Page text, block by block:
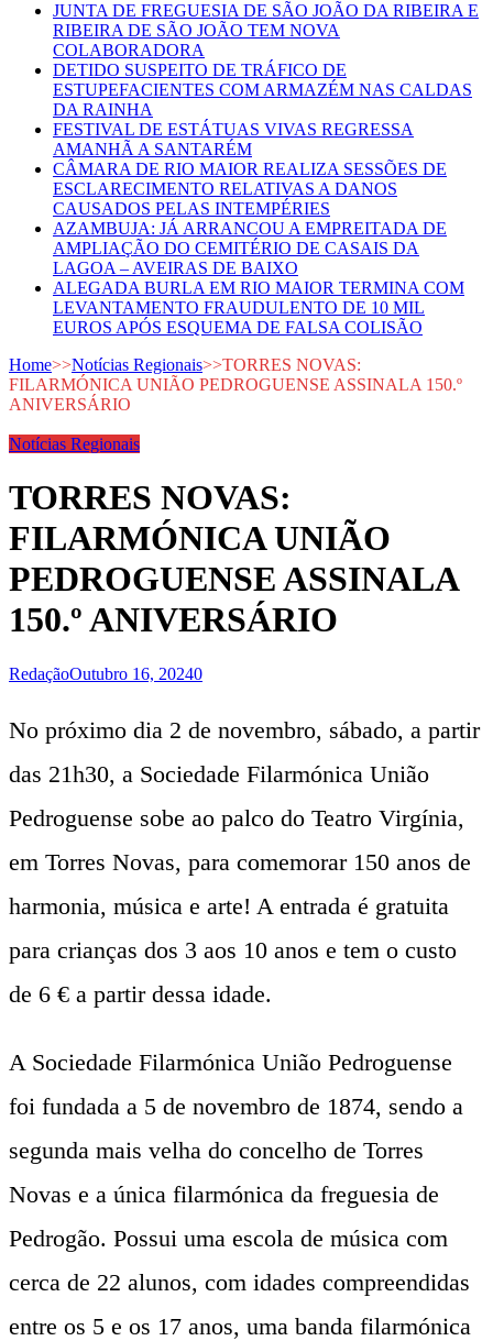
JUNTA DE FREGUESIA DE SÃO JOÃO DA RIBEIRA E
RIBEIRA DE SÃO JOÃO TEM NOVA
COLABORADORA
DETIDO SUSPEITO DE TRÁFICO DE
ESTUPEFACIENTES COM ARMAZÉM NAS CALDAS
DA RAINHA
FESTIVAL DE ESTÁTUAS VIVAS REGRESSA
AMANHÃ A SANTARÉM
CÂMARA DE RIO MAIOR REALIZA SESSÕES DE
ESCLARECIMENTO RELATIVAS A DANOS
CAUSADOS PELAS INTEMPÉRIES
AZAMBUJA: JÁ ARRANCOU A EMPREITADA DE
AMPLIAÇÃO DO CEMITÉRIO DE CASAIS DA
LAGOA – AVEIRAS DE BAIXO
ALEGADA BURLA EM RIO MAIOR TERMINA COM
LEVANTAMENTO FRAUDULENTO DE 10 MIL
EUROS APÓS ESQUEMA DE FALSA COLISÃO
Home>>Notícias Regionais>>TORRES NOVAS:
FILARMÓNICA UNIÃO PEDROGUENSE ASSINALA 150.º
ANIVERSÁRIO
Notícias Regionais
TORRES NOVAS:
FILARMÓNICA UNIÃO
PEDROGUENSE ASSINALA
150.º ANIVERSÁRIO
RedaçãoOutubro 16, 20240
No próximo dia 2 de novembro, sábado, a partir
das 21h30, a Sociedade Filarmónica União
Pedroguense sobe ao palco do Teatro Virgínia,
em Torres Novas, para comemorar 150 anos de
harmonia, música e arte! A entrada é gratuita
para crianças dos 3 aos 10 anos e tem o custo
de 6 € a partir dessa idade.
A Sociedade Filarmónica União Pedroguense
foi fundada a 5 de novembro de 1874, sendo a
segunda mais velha do concelho de Torres
Novas e a única filarmónica da freguesia de
Pedrogão. Possui uma escola de música com
cerca de 22 alunos, com idades compreendidas
entre os 5 e os 17 anos, uma banda filarmónica